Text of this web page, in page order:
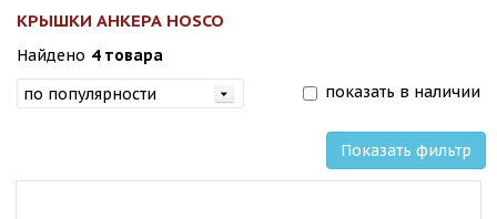
КРЫШКИ АНКЕРА HOSCO
Найдено 4 товара
показать в наличии
Показать фильтр